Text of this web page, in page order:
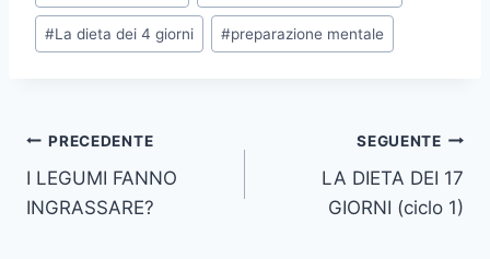
#La dieta dei 4 giorni #preparazione mentale
Navigazione
articoli
PRECEDENTE
I LEGUMI FANNO
INGRASSARE?
SEGUENTE
LA DIETA DEI 17
GIORNI (ciclo 1)